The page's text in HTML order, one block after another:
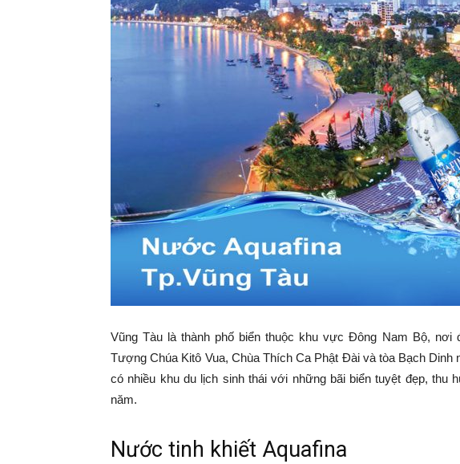
Vũng Tàu là thành phố biển thuộc khu vực Đông Nam Bộ, nơi
Tượng Chúa Kitô Vua, Chùa Thích Ca Phật Đài và tòa Bạch Dinh
có nhiều khu du lịch sinh thái với những bãi biển tuyệt đẹp, thu
năm.
Nước tinh khiết Aquafina